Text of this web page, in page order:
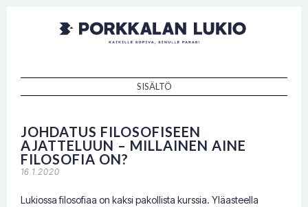
Porkkalan
lukio
Kaikille sopiva, sinulle paras!
SISÄLTÖ
JOHDATUS FILOSOFISEEN
AJATTELUUN – MILLAINEN AINE
FILOSOFIA ON?
16.1.2020
Lukiossa filosofiaa on kaksi pakollista kurssia. Yläasteella